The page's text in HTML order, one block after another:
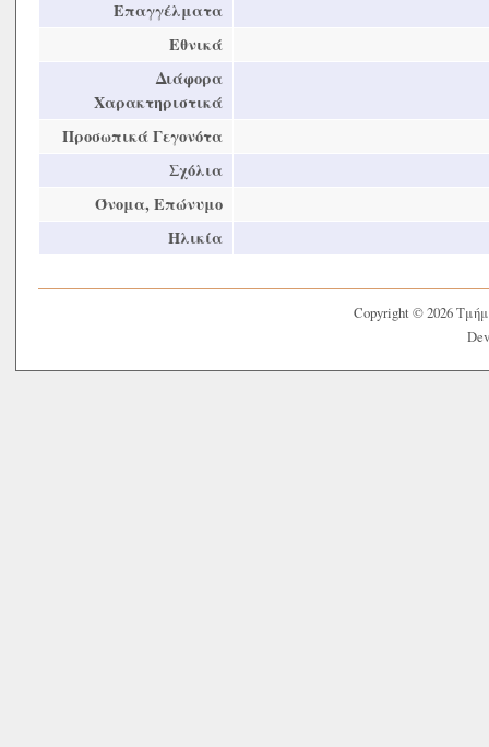
Επαγγέλματα
Εθνικά
Διάφορα
Χαρακτηριστικά
Προσωπικά Γεγονότα
Σχόλια
Όνομα, Επώνυμο
Ηλικία
Copyright © 2026